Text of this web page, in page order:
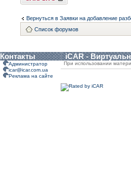
Вернуться в Заявки на добавление
Список форумов
Контакты iCAR -
Администратор
icar@icar.com.ua
Реклама на сайте
При использовании